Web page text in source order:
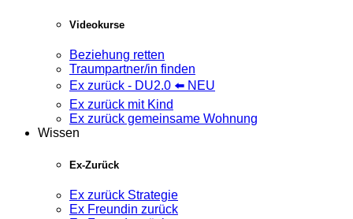
Videokurse
Beziehung retten
Traumpartner/in finden
Ex zurück - DU2.0 ⬅️ NEU
Ex zurück mit Kind
Ex zurück gemeinsame Wohnung
Wissen
Ex-Zurück
Ex zurück Strategie
Ex Freundin zurück